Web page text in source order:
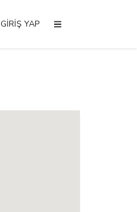
GİRİŞ YAP